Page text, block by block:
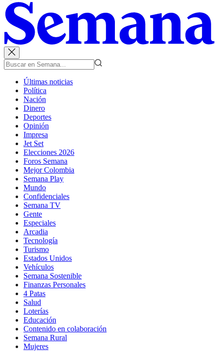
Últimas noticias
Política
Nación
Dinero
Deportes
Opinión
Impresa
Jet Set
Elecciones 2026
Foros Semana
Mejor Colombia
Semana Play
Mundo
Confidenciales
Semana TV
Gente
Especiales
Arcadia
Tecnología
Turismo
Estados Unidos
Vehículos
Semana Sostenible
Finanzas Personales
4 Patas
Salud
Loterías
Educación
Contenido en colaboración
Semana Rural
Mujeres